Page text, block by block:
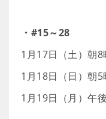
・#15～28
1月17日（土）朝
1月18日（日）朝
1月19日（月）午